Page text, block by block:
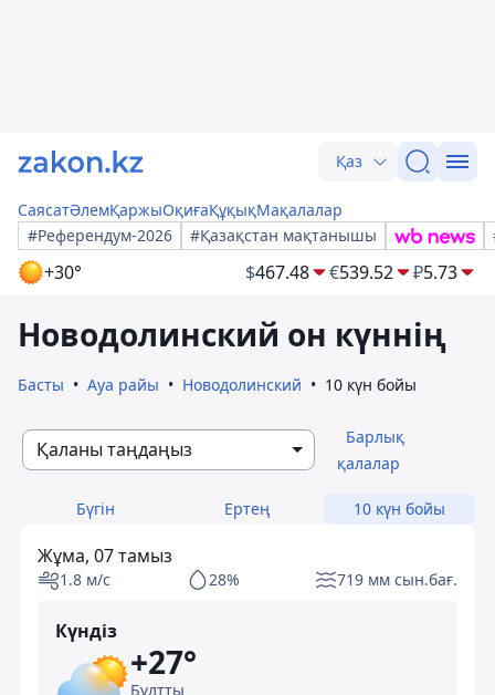
Қаз
СаясатӘлемҚаржыОқиғаҚұқықМақалалар
#Референдум-2026
#Қазақстан мақтанышы
+30° $467.48 €539.52 ₽5.73
Новодолинский он күннің
Басты Ауа райы Новодолинский 10 күн бойы
Қаланы таңдаңыз
Барлық
қалалар
Бүгін Ертең 10 күн бойы
Жұма, 07 тамыз
1.8 м/с 28% 719 мм сын.бағ.
Күндіз
+27°
Бұлтты